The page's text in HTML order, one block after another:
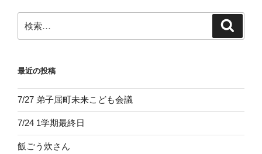
ン
索:
最近の投稿
7/27 弟子屈町未来こども会議
7/24 1学期最終日
飯ごう炊さん